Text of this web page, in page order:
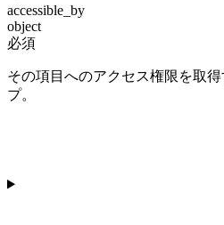
accessible_by
object
必須
その項目へのアクセス権限を取
プ。